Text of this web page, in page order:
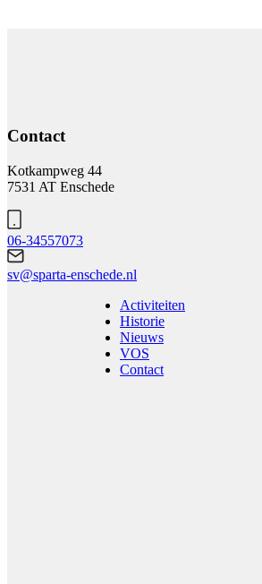
Contact
Kotkampweg 44
7531 AT Enschede
06-34557073
sv@sparta-enschede.nl
Activiteiten
Historie
Nieuws
VOS
Contact